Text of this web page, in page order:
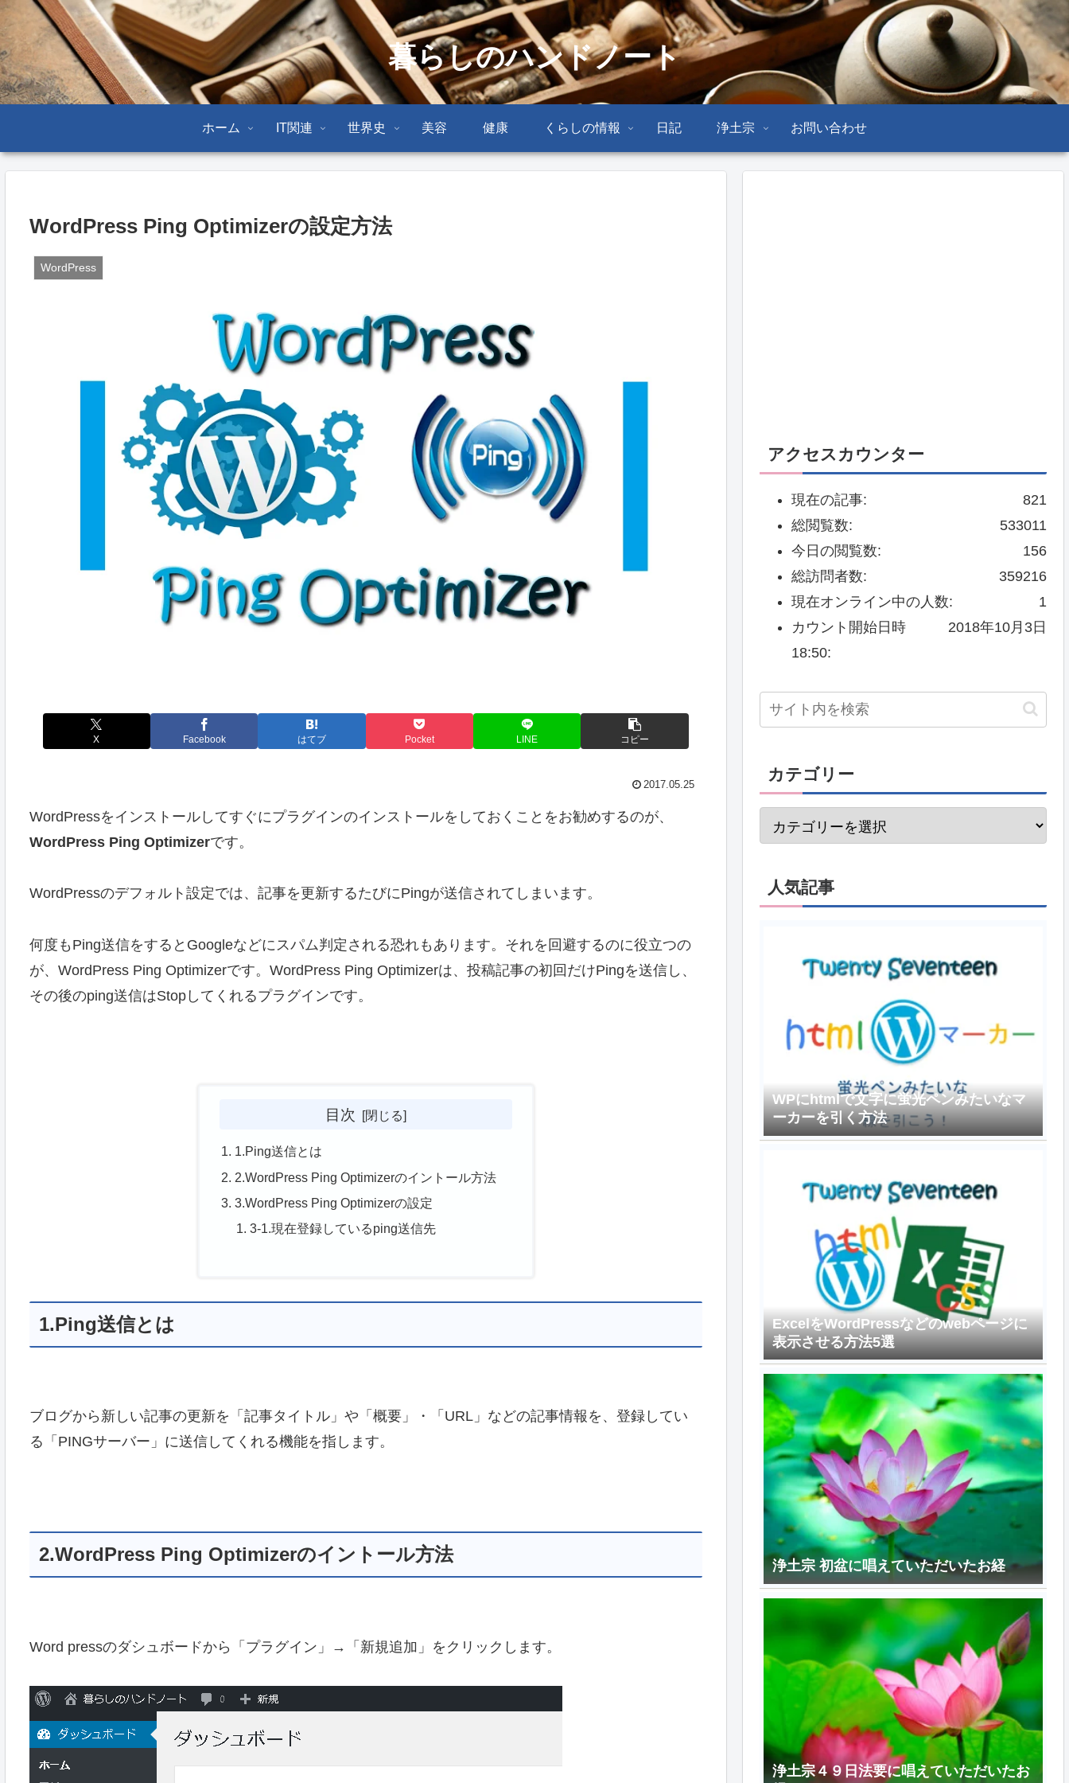
暮らしのハンドノート
ホーム IT関連 世界史 美容 健康 くらしの情報 日記 浄土宗 お問い合わせ
WordPress Ping Optimizerの設定方法
WordPress
X Facebook はてブ Pocket LINE コピー
2017.05.25
WordPressをインストールしてすぐにプラグインのインストールをしておくことをお勧めするのが、
WordPress Ping Optimizerです。
WordPressのデフォルト設定では、記事を更新するたびにPingが送信されてしまいます。
何度もPing送信をするとGoogleなどにスパム判定される恐れもあります。それを回避するのに役立つの
が、WordPress Ping Optimizerです。WordPress Ping Optimizerは、投稿記事の初回だけPingを送信し、
その後のping送信はStopしてくれるプラグインです。
目次
1.Ping送信とは
2.WordPress Ping Optimizerのイントール方法
3.WordPress Ping Optimizerの設定
3-1.現在登録しているping送信先
1.Ping送信とは
ブログから新しい記事の更新を「記事タイトル」や「概要」・「URL」などの記事情報を、登録してい
る「PINGサーバー」に送信してくれる機能を指します。
2.WordPress Ping Optimizerのイントール方法
Word pressのダシュボードから「プラグイン」→「新規追加」をクリックします。
アクセスカウンター
821
現在の記事:
533011
総閲覧数:
156
今日の閲覧数:
359216
総訪問者数:
1
現在オンライン中の人数:
2018年10月3日
カウント開始日時
18:50:
カテゴリー
人気記事
WPにhtmlで文字に蛍光ペンみたいなマ
ーカーを引く方法
ExcelをWordPressなどのwebページに
表示させる方法5選
浄土宗 初盆に唱えていただいたお経
浄土宗４９日法要に唱えていただいたお